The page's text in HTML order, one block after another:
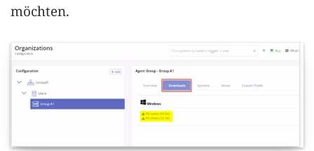
möchten.